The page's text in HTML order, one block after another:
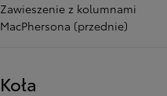
Zawieszenie z kolumnami
MacPhersona (przednie)
Koła